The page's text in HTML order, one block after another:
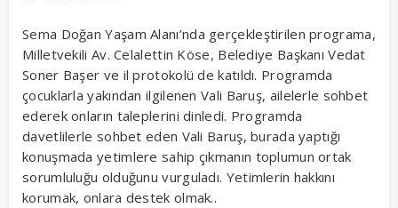
Sema Doğan Yaşam Alanı’nda gerçekleştirilen programa,
Milletvekili Av. Celalettin Köse, Belediye Başkanı Vedat
Soner Başer ve il protokolü de katıldı. Programda
çocuklarla yakından ilgilenen Vali Baruş, ailelerle sohbet
ederek onların taleplerini dinledi. Programda
davetlilerle sohbet eden Vali Baruş, burada yaptığı
konuşmada yetimlere sahip çıkmanın toplumun ortak
sorumluluğu olduğunu vurguladı. Yetimlerin hakkını
korumak, onlara destek olmak..